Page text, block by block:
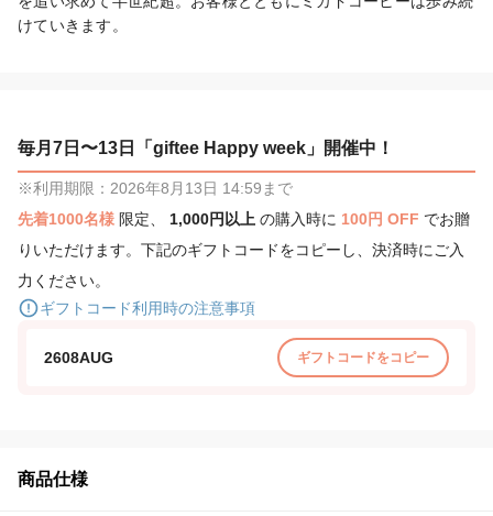
けていきます。
毎月7日〜13日「giftee Happy week」開催中！
※利用期限：2026年8月13日 14:59まで
先着1000名様 限定、 1,000円以上 の購入時に 100円 OFF でお贈
りいただけます。下記のギフトコードをコピーし、決済時にご入
力ください。
ギフトコード利用時の注意事項
2608AUG ギフトコードをコピー
商品仕様